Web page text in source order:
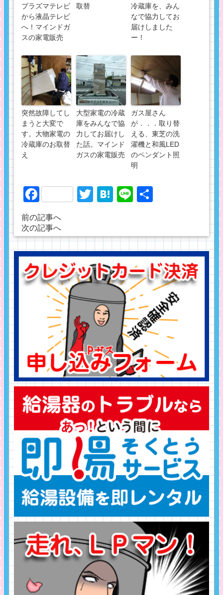
プラズマテレビ
から液晶テレビ
へ！マインドガ
スの家電販売
取替
冷蔵庫を、みん
なで協力してお
届けしました
ー！
突然故障してし
まうと大変で
す。大物家電の
冷蔵庫のお取替
え
大型家電の冷蔵
庫をみんなで協
力してお届けし
た話。マインド
ガスの家電販売
ガス屋さん
が．．．取り替
える、東芝の洗
濯機と和風LED
のペンダント照
明
FacebookTwitter
Hatena
Line
前の記事へ
次の記事へ